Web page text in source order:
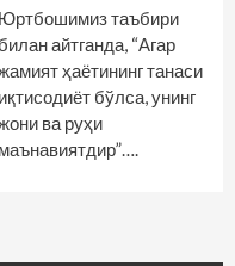
Юртбошимиз таъбири
билан айтганда, “Агар
ҳаётининг танаси
иқтисодиёт бўлса, унинг
ва руҳи
маънавиятдир”….